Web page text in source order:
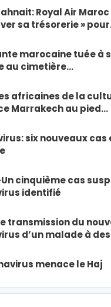
Royal Air
sa trésorerie »
marocaine tuée à
au cimetière…
africaines de la
Marrakech au pied…
six nouveaux cas
cinquième cas
identifié
transmission du
d’un malade à
menace le Haj